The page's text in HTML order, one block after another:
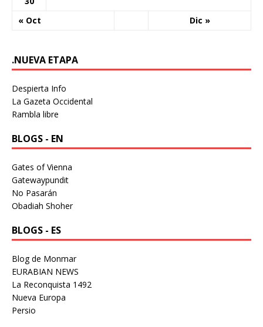
« Oct Dic »
.NUEVA ETAPA
Despierta Info
La Gazeta Occidental
Rambla libre
BLOGS - EN
Gates of Vienna
Gatewaypundit
No Pasarán
Obadiah Shoher
BLOGS - ES
Blog de Monmar
EURABIAN NEWS
La Reconquista 1492
Nueva Europa
Persio